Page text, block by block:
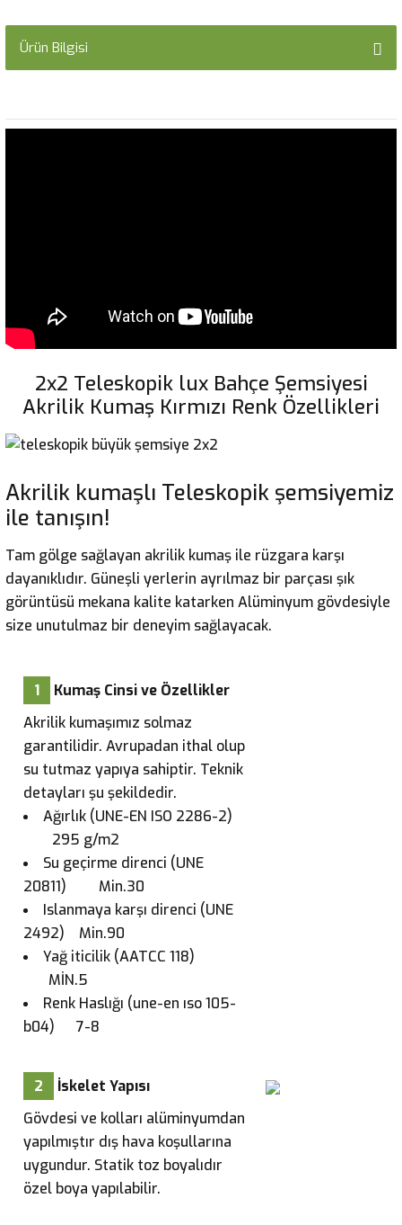
Ürün Bilgisi
2x2 Teleskopik lux Bahçe Şemsiyesi
Akrilik Kumaş Kırmızı Renk Özellikleri
Akrilik kumaşlı Teleskopik şemsiyemiz
ile tanışın!
Tam gölge sağlayan akrilik kumaş ile rüzgara karşı
dayanıklıdır. Güneşli yerlerin ayrılmaz bir parçası şık
görüntüsü mekana kalite katarken Alüminyum gövdesiyle
size unutulmaz bir deneyim sağlayacak.
1
Kumaş Cinsi ve Özellikler
Akrilik kumaşımız solmaz
garantilidir. Avrupadan ithal olup
su tutmaz yapıya sahiptir. Teknik
detayları şu şekildedir.
Ağırlık (UNE-EN ISO 2286-2)
295 g/m2
Su geçirme direnci (UNE
20811) Min.30
Islanmaya karşı direnci (UNE
2492) Min.90
Yağ iticilik (AATCC 118)
MİN.5
Renk Haslığı (une-en ıso 105-
b04) 7-8
2
İskelet Yapısı
Gövdesi ve kolları alüminyumdan
yapılmıştır dış hava koşullarına
uygundur. Statik toz boyalıdır
özel boya yapılabilir.